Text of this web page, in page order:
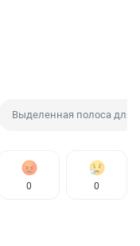
Выделенная полоса для
0 0